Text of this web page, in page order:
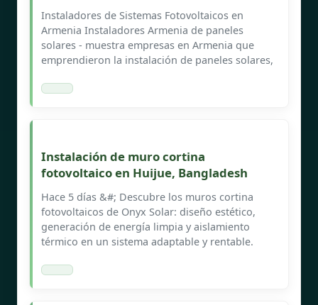
Instaladores de Sistemas Fotovoltaicos en
Armenia Instaladores Armenia de paneles
solares - muestra empresas en Armenia que
emprendieron la instalación de paneles solares,
Instalación de muro cortina
fotovoltaico en Huijue, Bangladesh
Hace 5 días &#; Descubre los muros cortina
fotovoltaicos de Onyx Solar: diseño estético,
generación de energía limpia y aislamiento
térmico en un sistema adaptable y rentable.